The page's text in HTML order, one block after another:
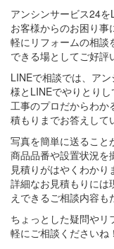
アンシンサービス24を
お客様からのお困り
軽にリフォームの相談
できる場としてご好評
LINEで相談では、ア
様とLINEでやりとりし
工事のプロだからわか
積もりまでお答えして
写真を簡単に送ること
商品品番や設置状況を
見積りがはやくわかり
詳細なお見積もりには
えできるご相談内容も
ちょっとした疑問や
軽にご相談くださいね！